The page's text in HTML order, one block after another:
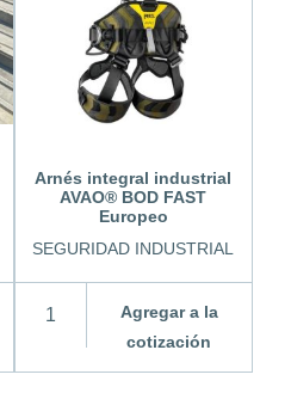
Arnés integral industrial
AVAO® BOD FAST
Europeo
SEGURIDAD INDUSTRIAL
Agregar a la
cotización